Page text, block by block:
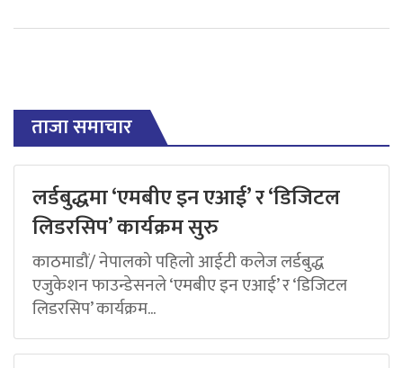
ताजा समाचार
लर्डबुद्धमा ‘एमबीए इन एआई’ र ‘डिजिटल
लिडरसिप’ कार्यक्रम सुरु
काठमाडौं/ नेपालको पहिलो आईटी कलेज लर्डबुद्ध
एजुकेशन फाउन्डेसनले ‘एमबीए इन एआई’ र ‘डिजिटल
लिडरसिप’ कार्यक्रम...